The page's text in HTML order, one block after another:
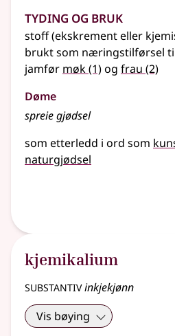
Tyding og bruk
stoff (ekskrement eller
brukt som næringstilførsel
jamfør møk(1)og frau (2)
Døme
spreie gjødsel
som etterledd i ord som
naturgjødsel
kjemikalium
substantivinkjekjønn
Vis bøying